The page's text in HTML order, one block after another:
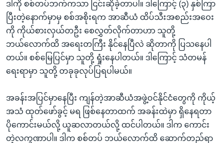
ဒါကို စစ်တပ်ဘက်ကသာ ငြင်းဆိုခဲ့တာပါ။ ဒါကြောင့် (၃) နှစ်ကြာ
ပြီးတဲ့နောက်မှာမှ စစ်အစိုးရက အာဆီယံ ထိပ်သီးအစည်းအဝေး
ကို ကိုယ်စားလှယ်တဦး စေလွှတ်လိုက်တာဟာ သူတို့
ဘယ်လောက်ထိ အရေးတကြီး နိုင်နေပြီလဲ ဆိုတာကို ပြသနေပါ
တယ်။ စစ်မြေပြင်မှာ သူတို့ ရှုံးနေပါတယ်။ ဒါကြောင့် သံတမန်
ရေးရာမှာ သူတို့ တခုခုလုပ်ပြရပါမယ်။
အခန်းအပြင်မှာနေပြီး ကျန်တဲ့အာဆီယံအဖွဲ့ဝင်နိုင်ငံတွေကို ကိုယ့်
အသံ ထုတ်ဖော်ခွင့် မရ ဖြစ်နေတာထက် အခန်းထဲမှာ ရှိနေရတာ
ပိုကောင်းမယ်လို့ ယူဆလာတယ်လို့ ထင်ပါတယ်။ ဒါက ကောင်း
တဲ့လက္ခဏာပါ။ ဒါက စစ်တပ် ဘယ်လောက်ထိ ဆောက်တည်ရာ